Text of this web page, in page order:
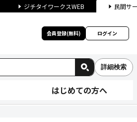
ジチタイワークスWEB 民間サ
会員登録(無料) ログイン
詳細検索
はじめての方へ